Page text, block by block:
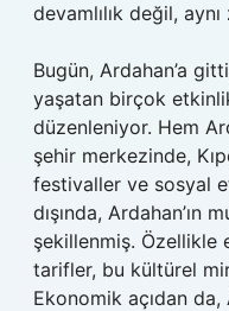
devamlılık değil,
Bugün, Ardahan’a
yaşatan birçok
düzenleniyor. Hem
şehir merkezinde,
festivaller ve sosyal
dışında, Ardahan’ın
şekillenmiş.
tarifler, bu kültürel
Ekonomik açıdan da,